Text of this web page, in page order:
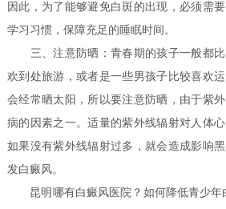
因此，为了能够避免白斑的出现，必须需
学习习惯，保障充足的睡眠时间。
三、注意防晒：青春期的孩子一般都比
欢到处旅游，或者是一些男孩子比较喜欢
会经常晒太阳，所以要注意防晒，由于紫
病的因素之一。适量的紫外线辐射对人体
如果没有紫外线辐射过多，就会造成影响
发白癜风。
昆明哪有白癜风医院？如何降低青少年